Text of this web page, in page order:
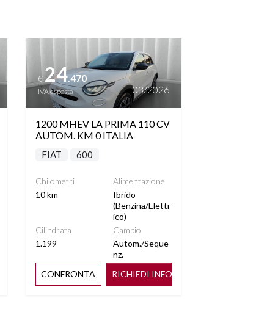
Vedi dettagli
€24.470
IVA esposta 03/2026
1200 MHEV LA PRIMA 110 CV
AUTOM. KM 0 ITALIA
FIAT 600
Chilometri
10 km
Alimentazione
Ibrido
(Benzina/Elettr
ico)
Cilindrata
1.199
Cambio
Autom./Seque
nz.
CONFRONTA
RICHIEDI INFO